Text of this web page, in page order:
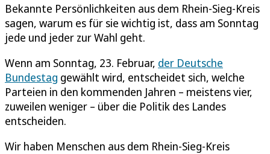
Bekannte Persönlichkeiten aus dem Rhein-Sieg-Kreis
sagen, warum es für sie wichtig ist, dass am Sonntag
jede und jeder zur Wahl geht.
Wenn am Sonntag, 23. Februar, der Deutsche
Bundestag gewählt wird, entscheidet sich, welche
Parteien in den kommenden Jahren – meistens vier,
zuweilen weniger – über die Politik des Landes
entscheiden.
Wir haben Menschen aus dem Rhein-Sieg-Kreis